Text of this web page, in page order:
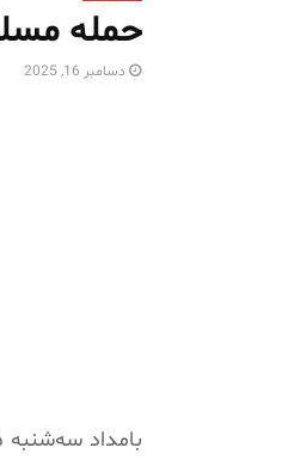
حمله
دسامبر 16, 2025